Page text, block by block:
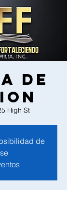
de
High St
de